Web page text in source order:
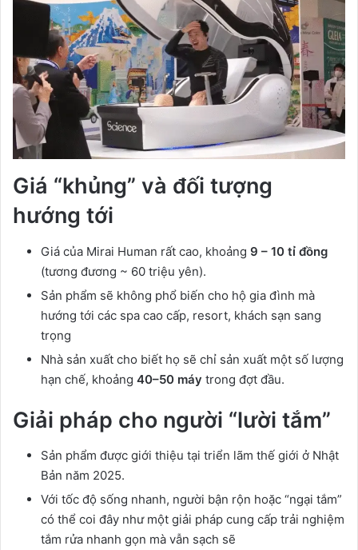
Giá “khủng” và đối tượng
hướng tới
Giá của Mirai Human rất cao, khoảng 9 – 10 tỉ đồng
(tương đương ~ 60 triệu yên).
Sản phẩm sẽ không phổ biến cho hộ gia đình mà
hướng tới các spa cao cấp, resort, khách sạn sang
trọng
Nhà sản xuất cho biết họ sẽ chỉ sản xuất một số lượng
hạn chế, khoảng 40–50 máy trong đợt đầu.
Giải pháp cho người “lười tắm”
Sản phẩm được giới thiệu tại triển lãm thế giới ở Nhật
Bản năm 2025.
Với tốc độ sống nhanh, người bận rộn hoặc “ngại tắm”
có thể coi đây như một giải pháp cung cấp trải nghiệm
tắm rửa nhanh gọn mà vẫn sạch sẽ